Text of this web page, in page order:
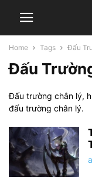
Home Tags Đấu
Đấu
Đấu trường chân lý,
đấu trường chân lý.